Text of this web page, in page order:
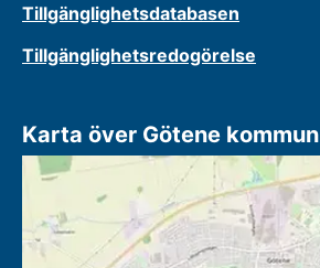
Tillgänglighetsdatabasen
Tillgänglighetsredogörelse
Karta över Götene kommun